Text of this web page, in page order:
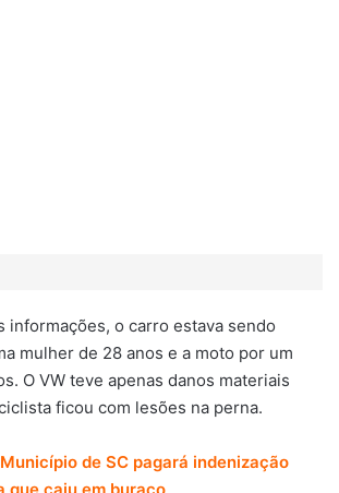
informações, o carro estava sendo
mulher de 28 anos e a moto por um
O VW teve apenas danos materiais
ficou com lesões na perna.
Município de SC pagará indenização